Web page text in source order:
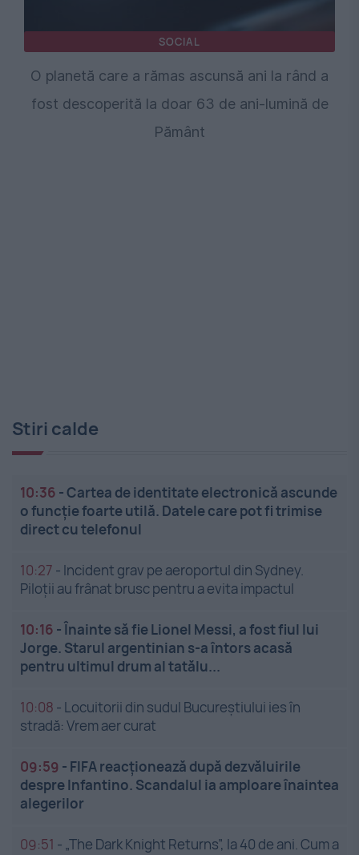
SOCIAL
O planetă care a rămas ascunsă ani la rând a
fost descoperită la doar 63 de ani-lumină de
Pământ
Stiri calde
10:36 -Cartea de identitate electronică ascunde
o funcție foarte utilă. Datele care pot fi trimise
direct cu telefonul
10:27 - Incident grav pe aeroportul din Sydney.
Piloții au frânat brusc pentru a evita impactul
10:16 -Înainte să fie Lionel Messi, a fost fiul lui
Jorge. Starul argentinian s-a întors acasă
pentru ultimul drum al tatălu...
10:08 - Locuitorii din sudul Bucureștiului ies în
stradă: Vrem aer curat
09:59 - FIFA reacționează după dezvăluirile
despre Infantino. Scandalul ia amploare înaintea
alegerilor
09:51 - „The Dark Knight Returns”, la 40 de ani. Cum a